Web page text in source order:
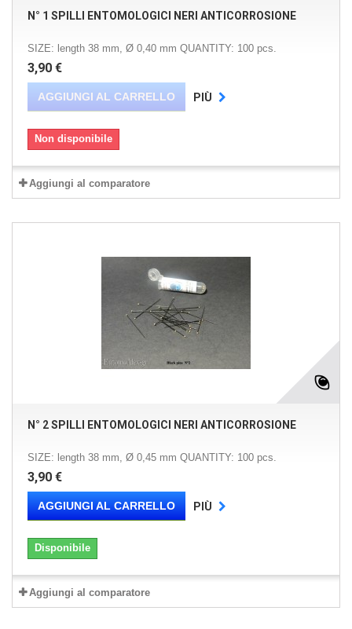
N° 1 SPILLI ENTOMOLOGICI NERI ANTICORROSIONE
SIZE: length 38 mm, Ø 0,40 mm QUANTITY: 100 pcs.
3,90 €
AGGIUNGI AL CARRELLO PIÙ
Non disponibile
Aggiungi al comparatore
N° 2 SPILLI ENTOMOLOGICI NERI ANTICORROSIONE
SIZE: length 38 mm, Ø 0,45 mm QUANTITY: 100 pcs.
3,90 €
AGGIUNGI AL CARRELLO PIÙ
Disponibile
Aggiungi al comparatore